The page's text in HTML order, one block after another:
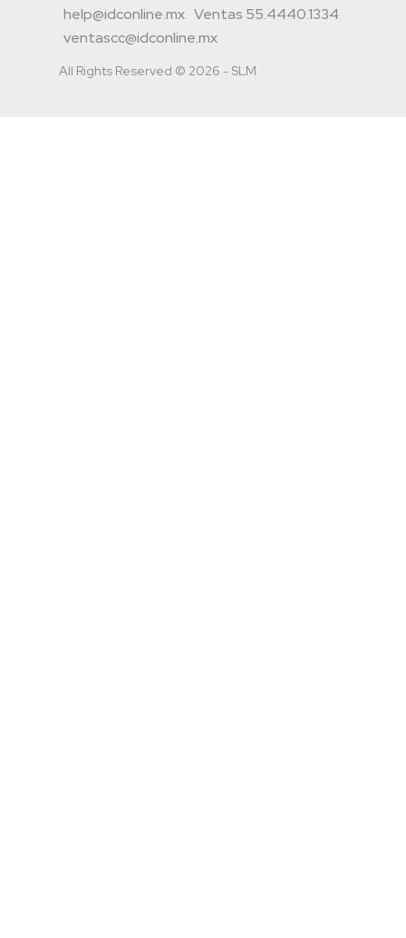
help@idconline.mx Ventas 55.4440.1334
ventascc@idconline.mx
All Rights Reserved © 2026 - SLM